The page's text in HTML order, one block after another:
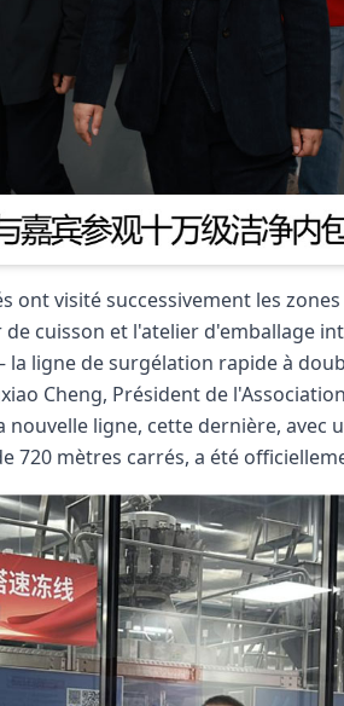
ont visité successivement les
cuisson et l'atelier d'emballage
ligne de surgélation rapide à
Cheng, Président de
ligne, cette dernière, avec
720 mètres carrés, a été